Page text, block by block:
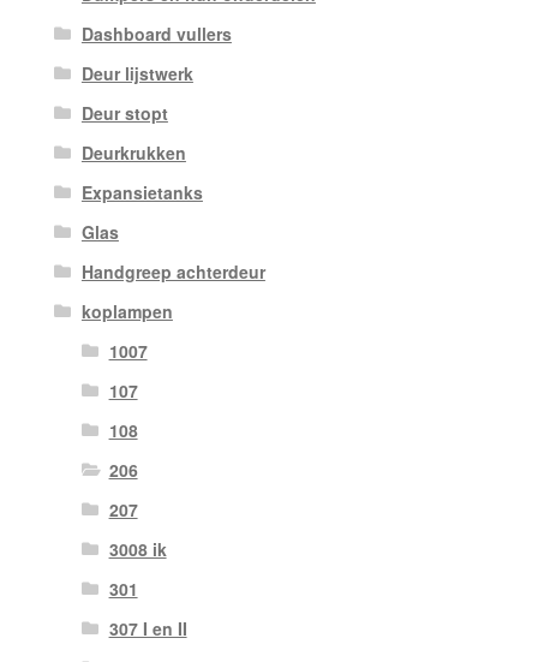
Dashboard vullers
Deur lijstwerk
Deur stopt
Deurkrukken
Expansietanks
Glas
Handgreep achterdeur
koplampen
1007
107
108
206
207
3008 ik
301
307 I en II